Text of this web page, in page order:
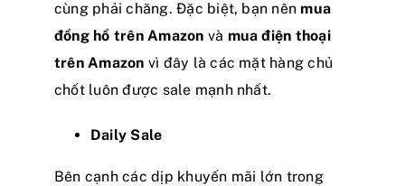
cùng phải chăng. Đặc biệt, bạn nên mua
đồng hồ trên Amazon và mua điện thoại
trên Amazon vì đây là các mặt hàng chủ
chốt luôn được sale mạnh nhất.
Daily Sale
Bên cạnh các dịp khuyến mãi lớn trong